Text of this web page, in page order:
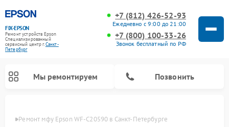
FIX-EPSON
Ремонт устройств Epson
Специализированный
cервисный центр г.Санкт-
Петербург
+7 (812) 426-52-93
Ежедневно с 9:00 до 21:00
+7 (800) 100-33-26
Звонок бесплатный по РФ
Мы ремонтируем Позвонить
Ремонт мфу Epson WF-C20590 в Санкт-Петербурге